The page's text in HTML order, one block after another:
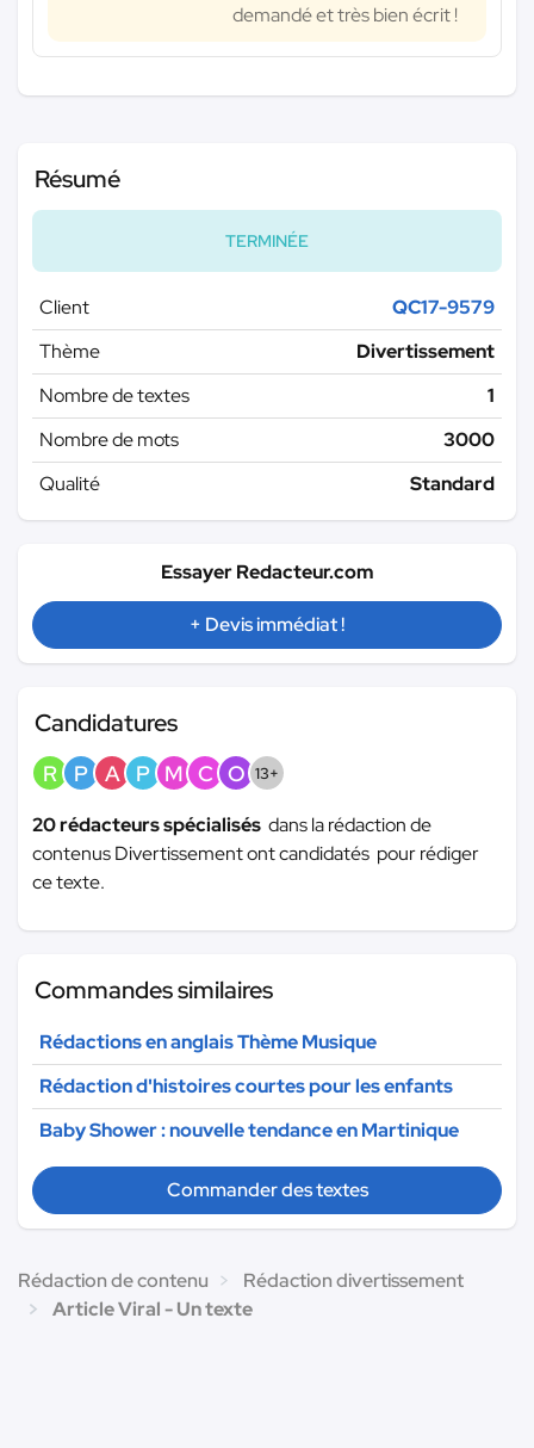
demandé et très bien écrit !
Résumé
TERMINÉE
Client
QC17-9579
Thème
Divertissement
Nombre de textes
1
Nombre de mots
3000
Qualité
Standard
Essayer Redacteur.com
+ Devis immédiat !
Candidatures
R P A P M C O 13+
20 rédacteurs spécialisés dans la rédaction de
contenus Divertissement ont candidatés pour rédiger
ce texte.
Commandes similaires
Rédactions en anglais Thème Musique
Rédaction d'histoires courtes pour les enfants
Baby Shower : nouvelle tendance en Martinique
Commander des textes
Rédaction de contenu
Rédaction divertissement
Article Viral - Un texte